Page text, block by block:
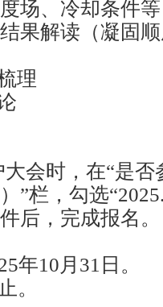
场、冷却条件等
果解读（凝固
理
会时，在“是
”栏，勾选
后，完成报名。
年10月31日。
。